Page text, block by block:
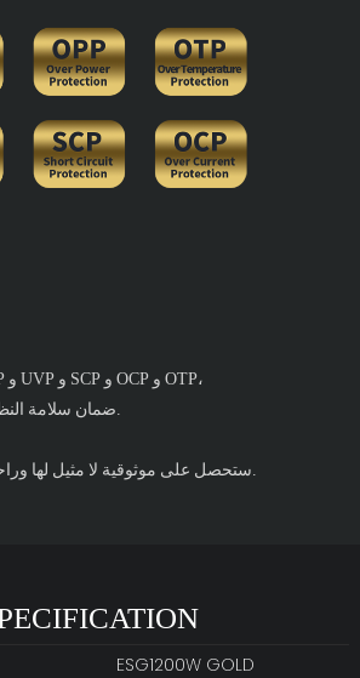
مزودة بحماية OPP و OVP و UVP و SCP و OCP و OTP،
ESG1200W GOLD